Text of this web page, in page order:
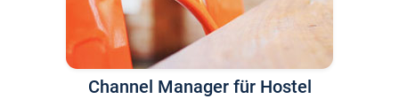
Channel Manager für Hostel